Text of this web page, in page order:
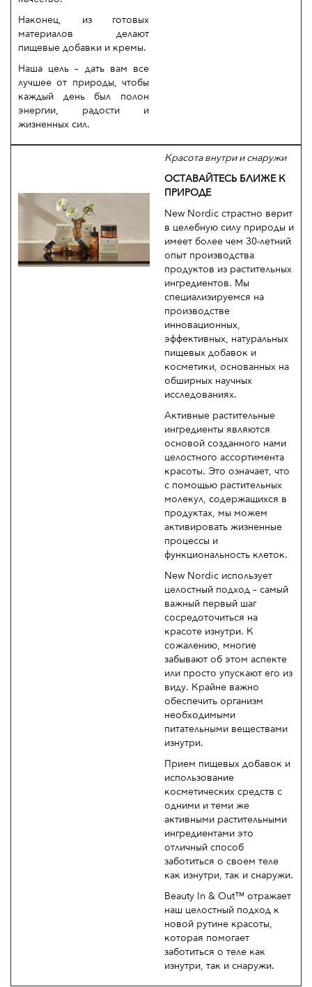
Наконец, из готовых
материалов делают
пищевые добавки и кремы.
Наша цель – дать вам все
лучшее от природы, чтобы
каждый день был полон
энергии, радости и
жизненных сил.
Красота внутри и снаружи
ОСТАВАЙТЕСЬ БЛИЖЕ К
ПРИРОДЕ
New Nordic страстно верит
в целебную силу природы и
имеет более чем 30-летний
опыт производства
продуктов из растительных
ингредиентов. Мы
специализируемся на
производстве
инновационных,
эффективных, натуральных
пищевых добавок и
косметики, основанных на
обширных научных
исследованиях.
Активные растительные
ингредиенты являются
основой созданного нами
целостного ассортимента
красоты. Это означает, что
с помощью растительных
молекул, содержащихся в
продуктах, мы можем
активировать жизненные
процессы и
функциональность клеток.
New Nordic использует
целостный подход – самый
важный первый шаг
сосредоточиться на
красоте изнутри. К
сожалению, многие
забывают об этом аспекте
или просто упускают его из
виду. Крайне важно
обеспечить организм
необходимыми
питательными веществами
изнутри.
Прием пищевых добавок и
использование
косметических средств с
одними и теми же
активными растительными
ингредиентами это
отличный способ
заботиться о своем теле
как изнутри, так и снаружи.
Beauty In & Out™ отражает
наш целостный подход к
новой рутине красоты,
которая помогает
заботиться о теле как
изнутри, так и снаружи.